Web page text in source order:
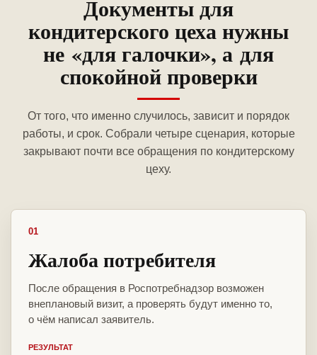
Документы для
кондитерского цеха нужны
не «для галочки», а для
спокойной проверки
От того, что именно случилось, зависит и порядок
работы, и срок. Собрали четыре сценария, которые
закрывают почти все обращения по кондитерскому
цеху.
01
Жалоба потребителя
После обращения в Роспотребнадзор возможен
внеплановый визит, а проверять будут именно то,
о чём написал заявитель.
РЕЗУЛЬТАТ